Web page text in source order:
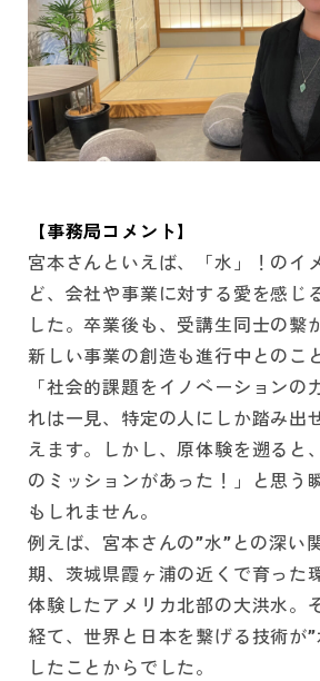
【事務局コメント】
宮本さんといえば、「水」！のイ
ど、会社や事業に対する愛を感じ
した。卒業後も、受講生同士の繋
新しい事業の創造も進行中とのこ
「社会的課題をイノベーションの
れは一見、特定の人にしか踏み出
えます。しかし、原体験を遡ると
のミッションがあった！」と思う
もしれません。
例えば、宮本さんの”水”との深い
期、茨城県霞ヶ浦の近くで育った
体験したアメリカ北部の大洪水。
経て、世界と日本を繋げる技術が
したことからでした。